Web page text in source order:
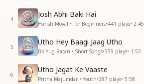
उठो कुमारों, जागो कुमारों
एक भगवान को तुम निहारों
चेतना में हैं तुम्हारी चिंगारियाँ।
पार कर लो रास्ते की दुश्वारियाँ।।
आसमानी बिजली-सी तुम्हारी चाल।
जीवन तुम्हारा गुलाब जैसा खुशहाल।।
4
Josh Abhi Baki Hai
Harish Moyal • For Beginners•441 plays• 2:45
5
Utho Hey Baagi Jaag Utho
BK Yug Ratan • Short Songs•359 plays• 1:52
6
Utho Jagat Ke Vaaste
Pritha Majumdar • Youth•287 plays• 5:58